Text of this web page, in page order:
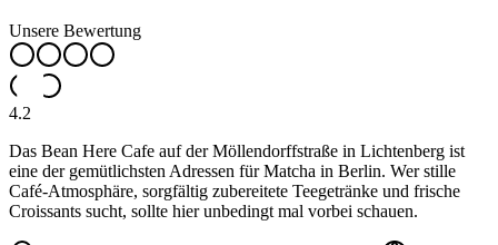
Unsere Bewertung
4.2
Das Bean Here Cafe auf der Möllendorffstraße in Lichtenberg ist
eine der gemütlichsten Adressen für Matcha in Berlin. Wer stille
Café-Atmosphäre, sorgfältig zubereitete Teegetränke und frische
Croissants sucht, sollte hier unbedingt mal vorbei schauen.